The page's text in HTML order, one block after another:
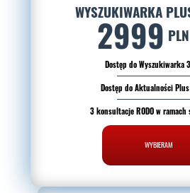
WYSZUKIWARKA
2999
Dostęp do Wyszukiwarka
Dostęp do Aktualności
3 konsultacje RODO w
WYBIERAM